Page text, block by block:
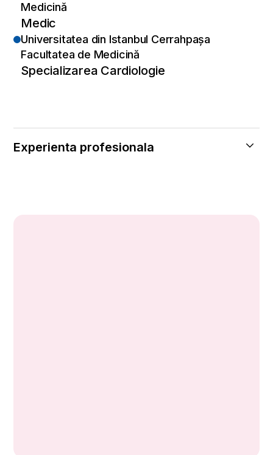
Medicină
Medic
Universitatea din Istanbul Cerrahpaşa
Facultatea de Medicină
Specializarea Cardiologie
Experienta profesionala